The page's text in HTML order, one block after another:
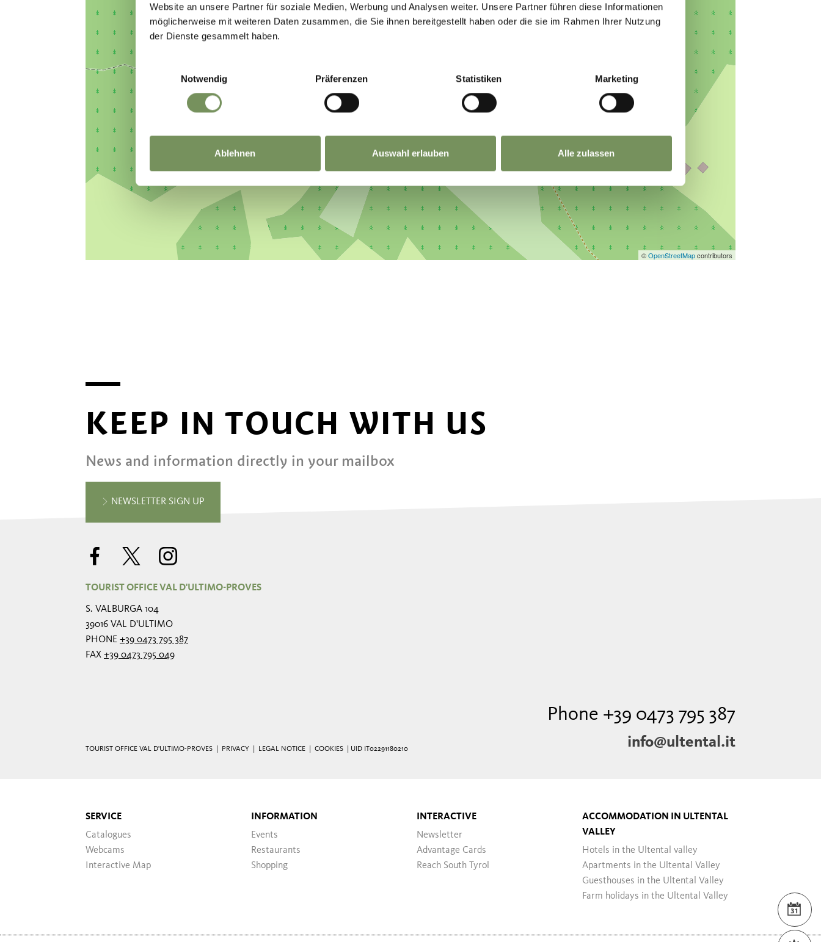
Website an unsere Partner für soziale Medien, Werbung und Analysen weiter. Unsere Partner führen diese Informationen
möglicherweise mit weiteren Daten zusammen, die Sie ihnen bereitgestellt haben oder die sie im Rahmen Ihrer Nutzung
der Dienste gesammelt haben.
Notwendig
Präferenzen Statistiken Marketing
Ablehnen Auswahl erlauben Alle zulassen
©OpenStreetMapcontributors
KEEP IN TOUCH WITH US
News and information directly in your mailbox
NEWSLETTER SIGN UP
TOURIST OFFICE VAL D'ULTIMO-PROVES
S. VALBURGA 104
39016 VAL D'ULTIMO
PHONE +39 0473 795 387
FAX +39 0473 795 049
Phone +39 0473 795 387
info@ultental.it
TOURIST OFFICE VAL D'ULTIMO-PROVES | PRIVACY LEGAL NOTICE COOKIES | UID IT02291180210
SERVICE
Catalogues
Webcams
Interactive Map
INFORMATION
Events
Restaurants
Shopping
INTERACTIVE
Newsletter
Advantage Cards
Reach South Tyrol
ACCOMMODATION IN ULTENTAL
VALLEY
Hotels in the Ultental valley
Apartments in the Ultental Valley
Guesthouses in the Ultental Valley
Farm holidays in the Ultental Valley